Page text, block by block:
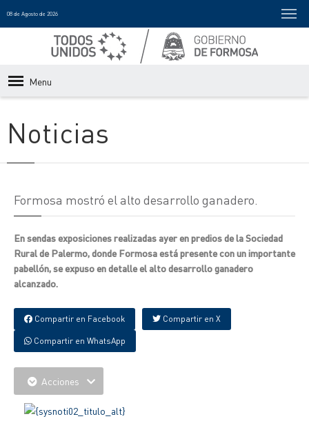
08 de Agosto de 2026
Menu
Noticias
Formosa mostró el alto desarrollo ganadero.
En sendas exposiciones realizadas ayer en predios de la Sociedad
Rural de Palermo, donde Formosa está presente con un importante
pabellón, se expuso en detalle el alto desarrollo ganadero
alcanzado.
Compartir en Facebook Compartir en X
Compartir en WhatsApp
Acciones